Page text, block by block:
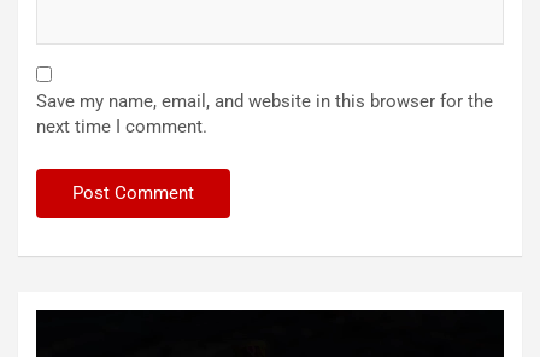
Save my name, email, and website in this browser for the
next time I comment.